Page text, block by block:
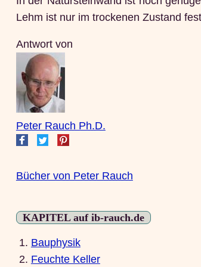
Lehm ist nur im trockenen Zustand
Antwort von
Peter Rauch Ph.D.
Bücher von Peter Rauch
KAPITEL auf ib-rauch.de
1. Bauphysik
2. Feuchte Keller